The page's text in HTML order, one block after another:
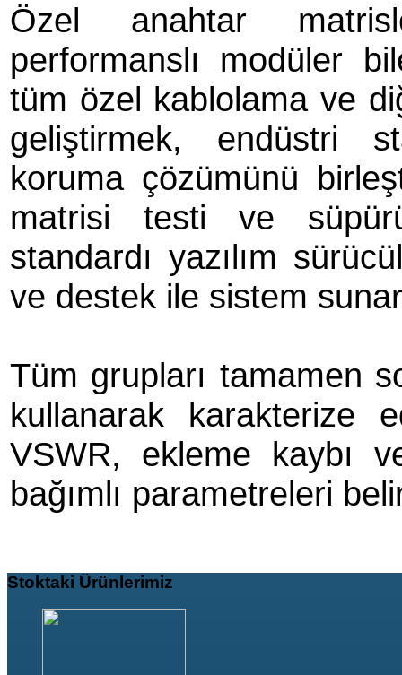
Özel anahtar
performanslı modüler
tüm özel kablolama ve
geliştirmek, endüstri
koruma çözümünü
matrisi testi ve
standardı yazılım
ve destek ile sistem
Tüm grupları tamamen
kullanarak karakterize
VSWR, ekleme kaybı
bağımlı parametreleri
Stoktaki Ürünlerimiz